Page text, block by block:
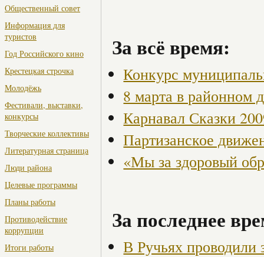
Общественный совет
Информация для
туристов
Год Российского кино
Крестецкая строчка
Молодёжь
Фестивали, выставки,
конкурсы
Творческие коллективы
Литературная страница
Люди района
Целевые программы
Планы работы
Противодействие
коррупции
Итоги работы
За всё время:
Конкурс
8 марта в районном
Карнавал Сказки
Партизанское
«Мы за здоровый
За последнее
В Ручьях проводили